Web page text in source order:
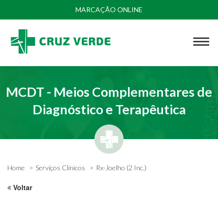
MARCAÇÃO ONLINE
MCDT - Meios Complementares de
Diagnóstico e Terapêutica
Home Serviços Clínicos Rx-Joelho (2 Inc.)
Voltar